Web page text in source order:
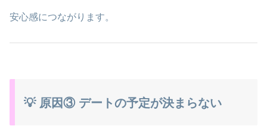
安心感につながります。
💡 原因③ デートの予定が決まらない